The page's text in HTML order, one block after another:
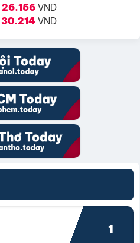
26.156VND
30.214 VND
1